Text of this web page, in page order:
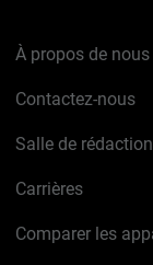
À propos de nous
Contactez-nous
Salle de rédaction
Carrières
Comparer les